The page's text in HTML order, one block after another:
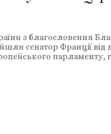
з благословення
сенатор Франції
парламенту,